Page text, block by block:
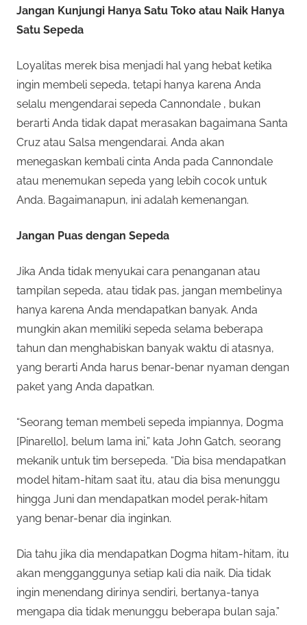
Jangan Kunjungi Hanya Satu Toko atau Naik Hanya
Satu Sepeda
Loyalitas merek bisa menjadi hal yang hebat ketika
ingin membeli sepeda, tetapi hanya karena Anda
selalu mengendarai sepeda Cannondale , bukan
berarti Anda tidak dapat merasakan bagaimana Santa
Cruz atau Salsa mengendarai. Anda akan
menegaskan kembali cinta Anda pada Cannondale
atau menemukan sepeda yang lebih cocok untuk
Anda. Bagaimanapun, ini adalah kemenangan.
Jangan Puas dengan Sepeda
Jika Anda tidak menyukai cara penanganan atau
tampilan sepeda, atau tidak pas, jangan membelinya
hanya karena Anda mendapatkan banyak. Anda
mungkin akan memiliki sepeda selama beberapa
tahun dan menghabiskan banyak waktu di atasnya,
yang berarti Anda harus benar-benar nyaman dengan
paket yang Anda dapatkan.
“Seorang teman membeli sepeda impiannya, Dogma
[Pinarello], belum lama ini,” kata John Gatch, seorang
mekanik untuk tim bersepeda. “Dia bisa mendapatkan
model hitam-hitam saat itu, atau dia bisa menunggu
hingga Juni dan mendapatkan model perak-hitam
yang benar-benar dia inginkan.
Dia tahu jika dia mendapatkan Dogma hitam-hitam, itu
akan mengganggunya setiap kali dia naik. Dia tidak
ingin menendang dirinya sendiri, bertanya-tanya
mengapa dia tidak menunggu beberapa bulan saja.”